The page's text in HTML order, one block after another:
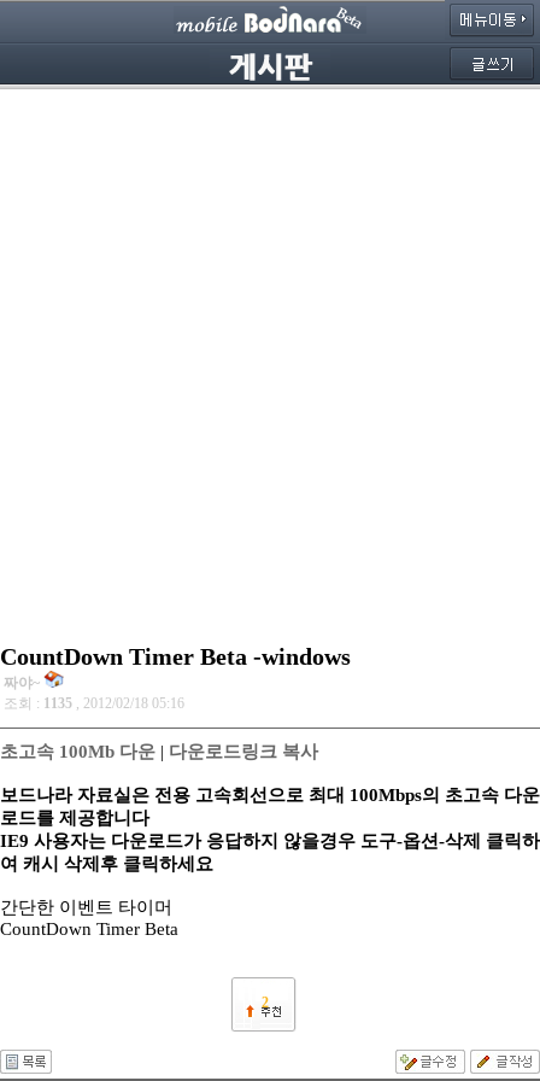
CountDown Timer Beta -windows
짜야~
조회 : 1135 , 2012/02/18 05:16
초고속 100Mb 다운 | 다운로드링크 복사
보드나라 자료실은 전용 고속회선으로 최대 100Mbps의 초고속 다운
로드를 제공합니다
IE9 사용자는 다운로드가 응답하지 않을경우 도구-옵션-삭제 클릭하
여 캐시 삭제후 클릭하세요
간단한 이벤트 타이머
CountDown Timer Beta
2